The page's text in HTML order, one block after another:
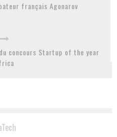
français Agonarov
concours Startup of the year